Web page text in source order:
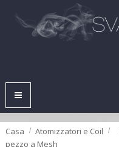
Navigazione
Toggle
Casa Atomizzatori e Coil >
pezzo a Mesh